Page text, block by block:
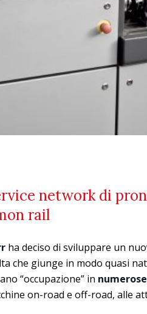
network di
rail
ha deciso di sviluppare un
che giunge in modo quasi
“occupazione” in
on-road e off-road, alle